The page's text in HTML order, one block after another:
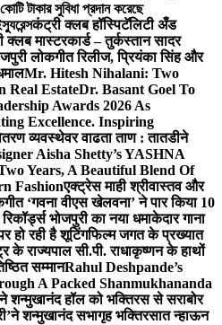
টাকার সুবিধা প্রদান করেছে
कंट्री क्लब हॉस्पिटॅलिटी अँड
मास्टरकार्ड – तुर्कस्तान सादर
लोकगीत रिलीज, प्रियंका सिंह और
Mr. Hitesh Nihalani: Two
Real EstateDr. Basant Goel To
Awards 2026 As
Excellence. Inspiring
व्यवस्थेवर वाढता ताण : तातडीने
Aisha Shetty’s YASHNA
Years, A Beautiful Blend Of
Fashionएक्ट्रेस माही श्रीवास्तव और
‘गवना वीएस खेलवना’ ने पार किया 10
रिकॉर्ड्स भोजपुरी का नया धमाकेदार गाना
हो रही है शूटिंगफिल्म जगत के प्रख्यात
के राज्यपाल सी.पी. राधाकृष्णन के हाथों
सम्मानRahul Deshpande’s
A Packed Shanmukhananda
शन्मुखानंद हॉल को भक्तिरस से सराबोर
शन्मुखानंद सभागृह भक्तिरसात न्हाऊन